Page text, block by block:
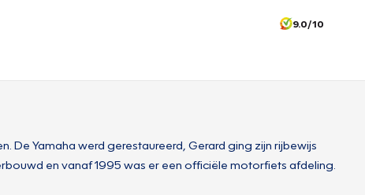
9.0/10
De Yamaha werd gerestaureerd, Gerard ging zijn rijbewijs
en vanaf 1995 was er een officiële motorfiets afdeling.